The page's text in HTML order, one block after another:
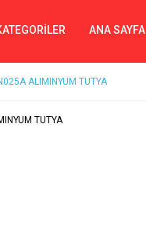
ANA SAYFA
ALIMINYUM TUTYA